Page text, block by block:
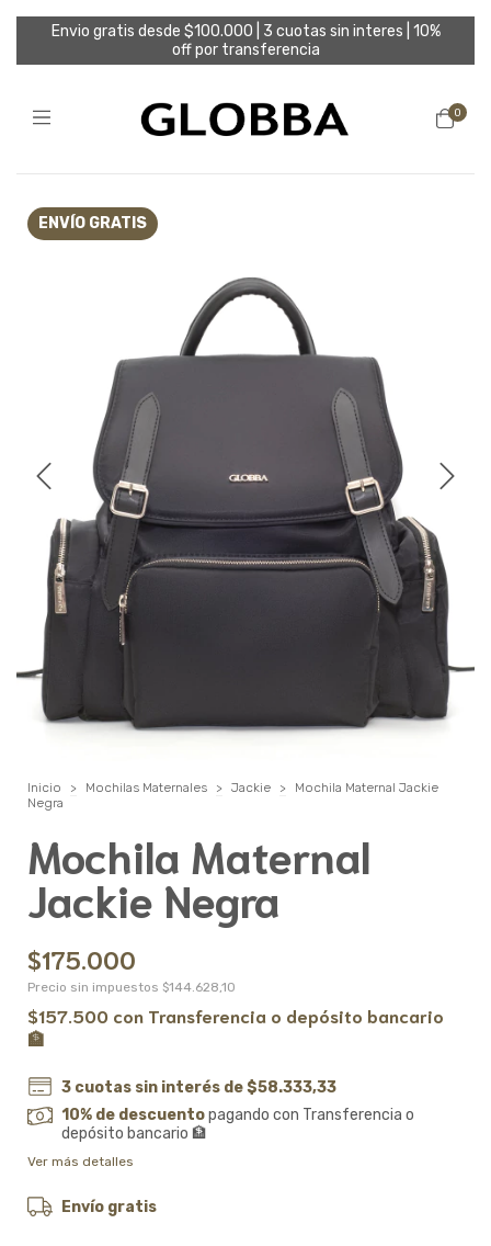
Envio gratis desde $100.000 | 3 cuotas sin interes | 10%
off por transferencia
0
ENVÍO GRATIS
Inicio > Mochilas Maternales > Jackie >
Mochila Maternal Jackie
Negra
Mochila Maternal
Jackie Negra
$175.000
Precio sin impuestos $144.628,10
$157.500 con Transferencia o depósito bancario
🏦
3 cuotas sin interés de$58.333,33
10% de descuentopagando con Transferencia o
depósito bancario 🏦
Ver más detalles
Envío gratis